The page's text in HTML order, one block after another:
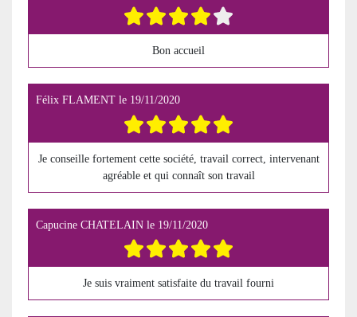
Bon accueil
Félix FLAMENT le 19/11/2020
Je conseille fortement cette société, travail correct, intervenant
agréable et qui connaît son travail
Capucine CHATELAIN le 19/11/2020
Je suis vraiment satisfaite du travail fourni